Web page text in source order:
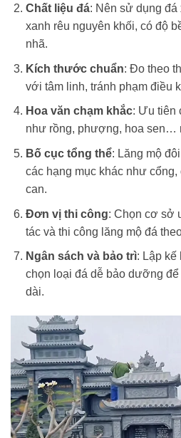
Chất liệu đá: Nên sử dụng đá
xanh rêu nguyên khối, có độ
nhã.
Kích thước chuẩn: Đo theo
với tâm linh, tránh phạm điều
Hoa văn chạm khắc: Ưu tiên
như rồng, phượng, hoa sen…
Bố cục tổng thể: Lăng mộ
các hạng mục khác như
can.
Đơn vị thi công: Chọn cơ sở
tác và thi công lăng mộ đá
Ngân sách và bảo trì: Lập kế
chọn loại đá dễ bảo dưỡng
dài.